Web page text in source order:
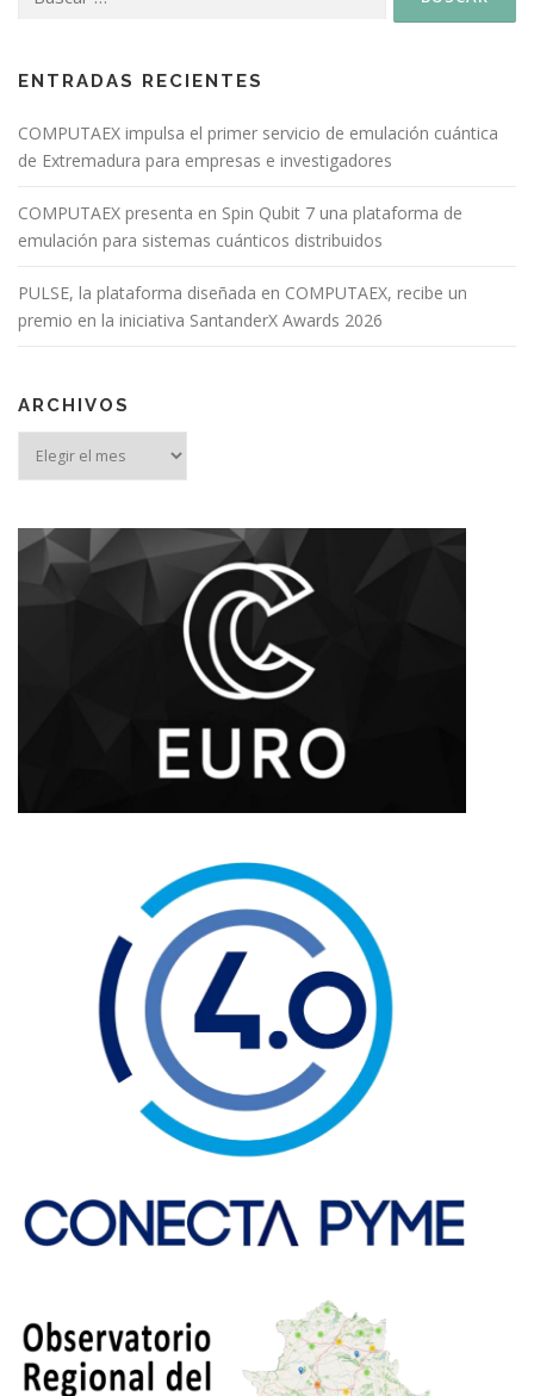
ENTRADAS RECIENTES
COMPUTAEX impulsa el primer servicio de emulación cuántica
de Extremadura para empresas e investigadores
COMPUTAEX presenta en Spin Qubit 7 una plataforma de
emulación para sistemas cuánticos distribuidos
PULSE, la plataforma diseñada en COMPUTAEX, recibe un
premio en la iniciativa SantanderX Awards 2026
ARCHIVOS